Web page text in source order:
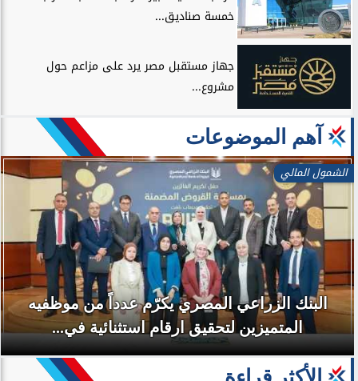
خمسة صناديق...
جهاز مستقبل مصر يرد على مزاعم حول
مشروع...
آهم الموضوعات
الشمول المالي
البنك الزراعي المصري يكرّم عدداً من موظفيه
المتميزين لتحقيق ارقام استثنائية في...